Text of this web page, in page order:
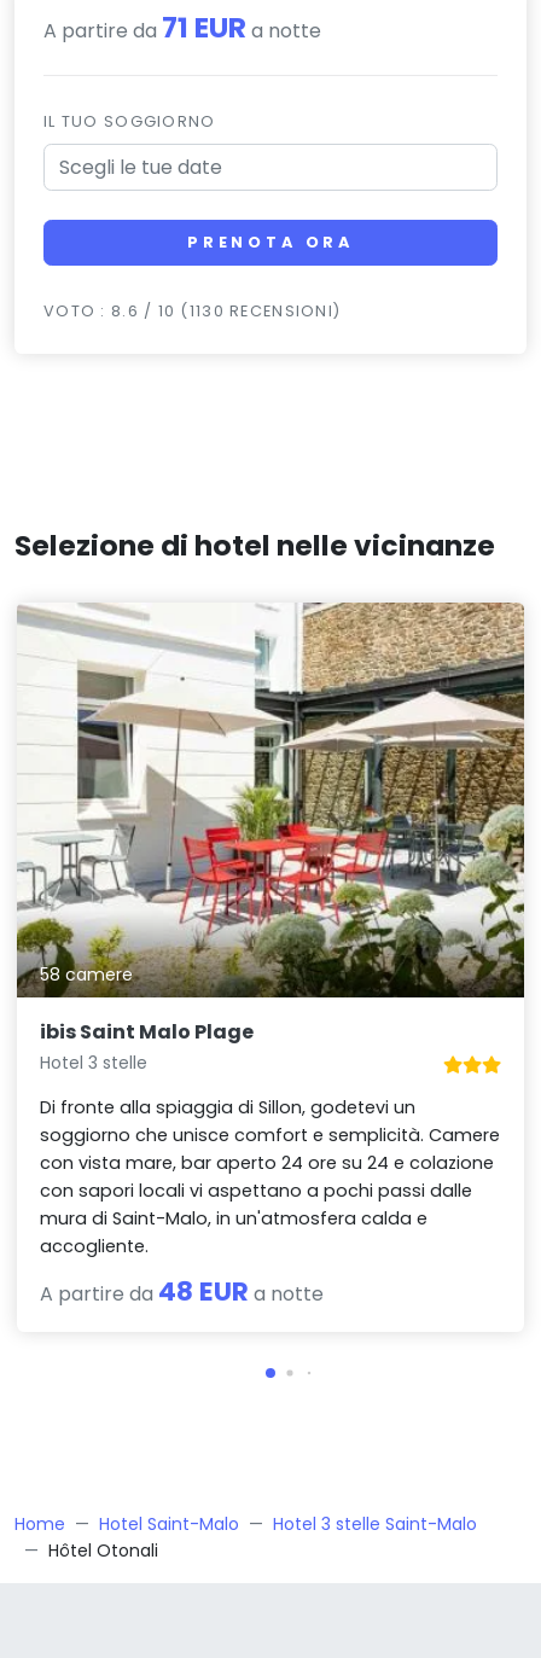
A partire da 71 EUR a notte
IL TUO SOGGIORNO
PRENOTA ORA
VOTO : 8.6 / 10 (1130 RECENSIONI)
Selezione di hotel nelle vicinanze
58 camere
ibis Saint Malo Plage
Hotel 3 stelle
Di fronte alla spiaggia di Sillon, godetevi un
soggiorno che unisce comfort e semplicità. Camere
con vista mare, bar aperto 24 ore su 24 e colazione
con sapori locali vi aspettano a pochi passi dalle
mura di Saint-Malo, in un'atmosfera calda e
accogliente.
A partire da 48 EUR a notte
Home Hotel Saint-Malo
Hotel 3 stelle Saint-Malo
Hôtel Otonali